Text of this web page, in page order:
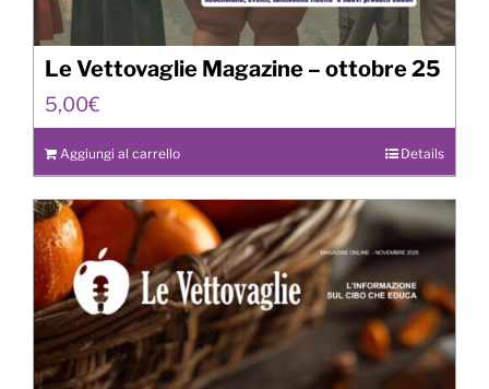
Le Vettovaglie Magazine – ottobre 25
5,00€
Aggiungi al carrello Details